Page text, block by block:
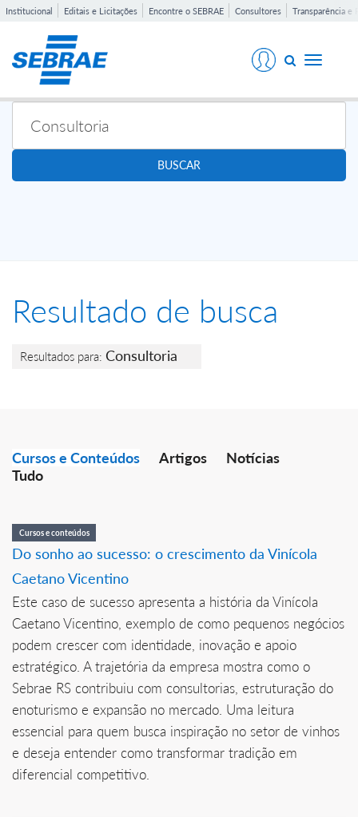
Institucional Editais e Licitações Encontre o SEBRAE Consultores Transparência e
Toggle
BUSCAR
Resultado de busca
Resultados para: Consultoria
Cursos e Conteúdos Artigos
Notícias
Tudo
Cursos e conteúdos
Do sonho ao sucesso: o crescimento da Vinícola
Caetano Vicentino
Este caso de sucesso apresenta a história da Vinícola
Caetano Vicentino, exemplo de como pequenos negócios
podem crescer com identidade, inovação e apoio
estratégico. A trajetória da empresa mostra como o
Sebrae RS contribuiu com consultorias, estruturação do
enoturismo e expansão no mercado. Uma leitura
essencial para quem busca inspiração no setor de vinhos
e deseja entender como transformar tradição em
diferencial competitivo.